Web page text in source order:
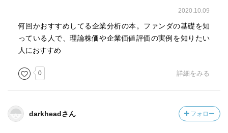
2020.10.09
何回かおすすめしてる企業分析の本。ファンダの基礎を知
っている人で、理論株価や企業価値評価の実例を知りたい
人におすすめ
0 詳細をみる
darkheadさん フォロー